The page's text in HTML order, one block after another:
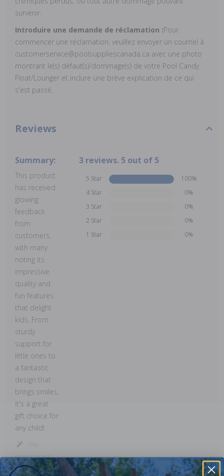
survenir.
Introduire une demande de réclamation :Pour
commencer une réclamation, veuillez envoyer un courriel à
customerservice@poolsuppliescanada.ca avec une photo
montrant le(s) défaut(s)/dommage(s) de votre Pool Candy
Float/Lounger et inclure une brève explication de ce qui
s'est passé.
Reviews
Summary:
This product
has received
glowing
feedback
from
customers,
with many
noting its
impressive
quality and
fun features
that delight
kids. From
sturdy
support for
little ones to
a fantastic
design that
brings smiles,
it's a great
gift choice for
any child!
This
summary was
created by
3 reviews. 5 out of 5
5 Star
100%
4 Star
0%
3 Star
0%
2 Star
0%
1 Star
0%